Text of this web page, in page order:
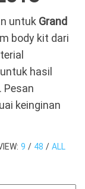
untuk Grand
body kit dari
hasil
Pesan
keinginan
9 / 48 / ALL